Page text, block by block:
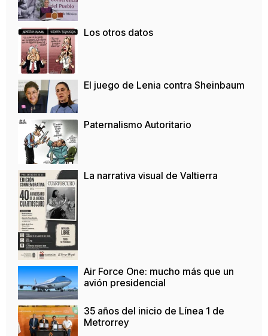
Los otros datos
El juego de Lenia contra Sheinbaum
Paternalismo Autoritario
La narrativa visual de Valtierra
Air Force One: mucho más que un
avión presidencial
35 años del inicio de Línea 1 de
Metrorrey